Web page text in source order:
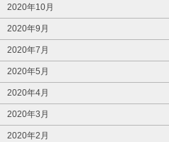
2020年10月
2020年9月
2020年7月
2020年5月
2020年4月
2020年3月
2020年2月